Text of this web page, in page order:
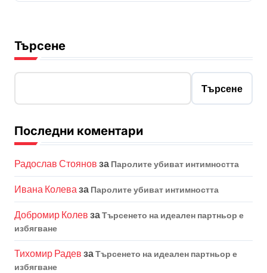
Търсене
Търсене
Последни коментари
Радослав Стоянов за Паролите убиват интимността
Ивана Колеваза Паролите убиват интимността
Добромир Колев заТърсенето на идеален партньор е
избягване
Тихомир Радев заТърсенето на идеален партньор е
избягване